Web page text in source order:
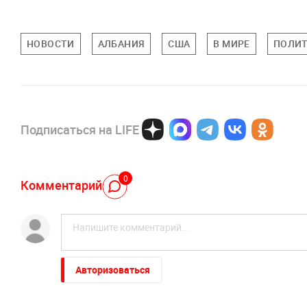
НОВОСТИ АЛБАНИЯ США В МИРЕ
Подписаться на LIFE
Комментарий 0
Авторизоваться